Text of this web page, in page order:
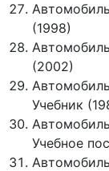
(1998)
(2002)
Учебник
Учебное